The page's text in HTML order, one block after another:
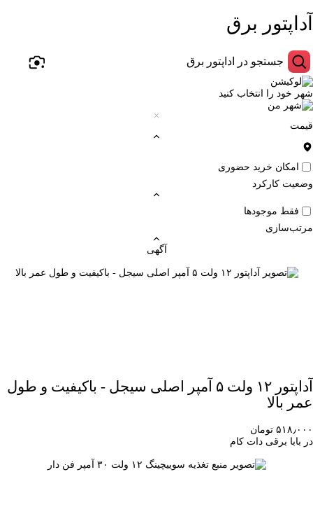
آداپتور برق
شهر خود را انتخاب کنید
قیمت
امکان خرید حضوری
وضعیت کارکرد
فقط موجودها
مرتب‌سازی
آگهی
آداپتور ۱۲ ولت ۵ آمپر اصلی سیجل - باکیفیت و طول
عمر بالا
۵۱۸٫۰۰۰ تومان
در بابا برقی دات کام